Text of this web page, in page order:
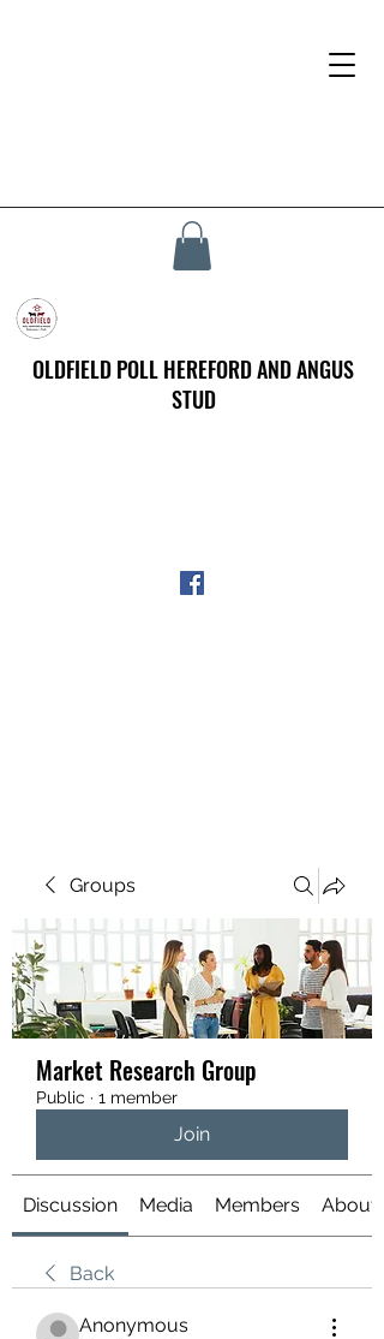
OLDFIELD POLL HEREFORD AND ANGUS
STUD
Groups
Market Research Group
Public · 1 member
Join
Discussion Media Members About
Back
Anonymous